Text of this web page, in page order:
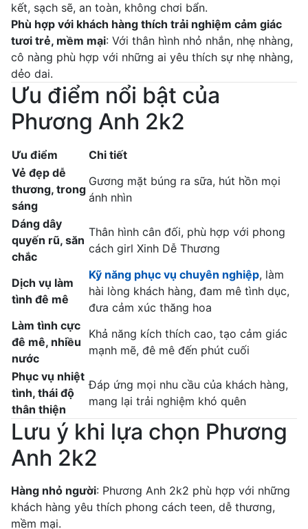
kết, sạch sẽ, an toàn, không chơi bẩn.
Phù hợp với khách hàng thích trải nghiệm cảm giác
tươi trẻ, mềm mại: Với thân hình nhỏ nhắn, nhẹ nhàng,
cô nàng phù hợp với những ai yêu thích sự nhẹ nhàng,
dẻo dai.
Ưu điểm nổi bật của
Phương Anh 2k2
Ưu điểm
Chi tiết
Vẻ đẹp dễ
thương, trong
sáng
Gương mặt búng ra sữa, hút hồn mọi
ánh nhìn
Dáng dây
quyến rũ, săn
chắc
Thân hình cân đối, phù hợp với phong
cách girl Xinh Dễ Thương
Dịch vụ làm
tình đê mê
Kỹ năng phục vụ chuyên nghiệp, làm
hài lòng khách hàng, đam mê tình dục,
đưa cảm xúc thăng hoa
Làm tình cực
đê mê, nhiều
nước
Khả năng kích thích cao, tạo cảm giác
mạnh mẽ, đê mê đến phút cuối
Phục vụ nhiệt
tình, thái độ
thân thiện
Đáp ứng mọi nhu cầu của khách hàng,
mang lại trải nghiệm khó quên
Lưu ý khi lựa chọn Phương
Anh 2k2
Hàng nhỏ người: Phương Anh 2k2 phù hợp với những
khách hàng yêu thích phong cách teen, dễ thương,
mềm mại.